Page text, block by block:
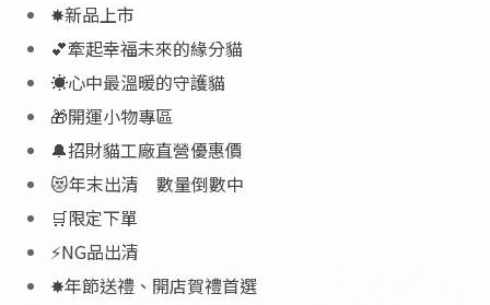
✸新品上市
💕牽起幸福未來的緣分貓
☀️心中最溫暖的守護貓
🎁開運小物專區
🔔招財貓工廠直營優惠價
😻年末出清 數量倒數中
🛒限定下單
⚡NG品出清
✸年節送禮、開店賀禮首選